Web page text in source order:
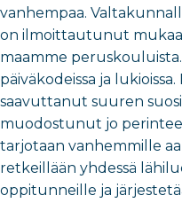
vanhempaa.
on ilmoittautunut
maamme
päiväkodeissa ja lukioissa.
saavuttanut suuren
muodostunut jo
tarjotaan vanhemmille
retkeillään yhdessä
oppitunneille ja